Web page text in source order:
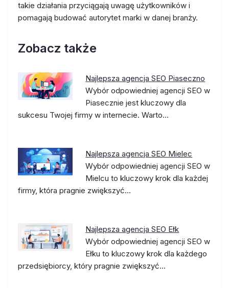
takie działania przyciągają uwagę użytkowników i
pomagają budować autorytet marki w danej branży.
Zobacz także
Najlepsza agencja SEO Piaseczno
Wybór odpowiedniej agencji SEO w
Piasecznie jest kluczowy dla
sukcesu Twojej firmy w internecie. Warto…
Najlepsza agencja SEO Mielec
Wybór odpowiedniej agencji SEO w
Mielcu to kluczowy krok dla każdej
firmy, która pragnie zwiększyć…
Najlepsza agencja SEO Ełk
Wybór odpowiedniej agencji SEO w
Ełku to kluczowy krok dla każdego
przedsiębiorcy, który pragnie zwiększyć…